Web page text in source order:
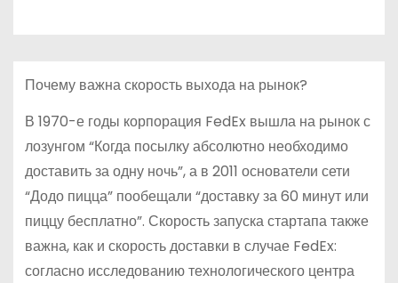
Почему важна скорость выхода на рынок?
В 1970-е годы корпорация FedEx вышла на рынок с
лозунгом “Когда посылку абсолютно необходимо
доставить за одну ночь”, а в 2011 основатели сети
“Додо пицца” пообещали “доставку за 60 минут или
пиццу бесплатно”. Скорость запуска стартапа также
важна, как и скорость доставки в случае FedEx:
согласно исследованию технологического центра